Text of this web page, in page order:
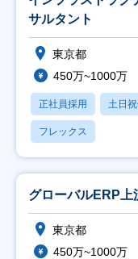
サルタント
東京都
450万~1000万
正社員採用 土日
フレックス
グローバルERP上
東京都
450万~1000万